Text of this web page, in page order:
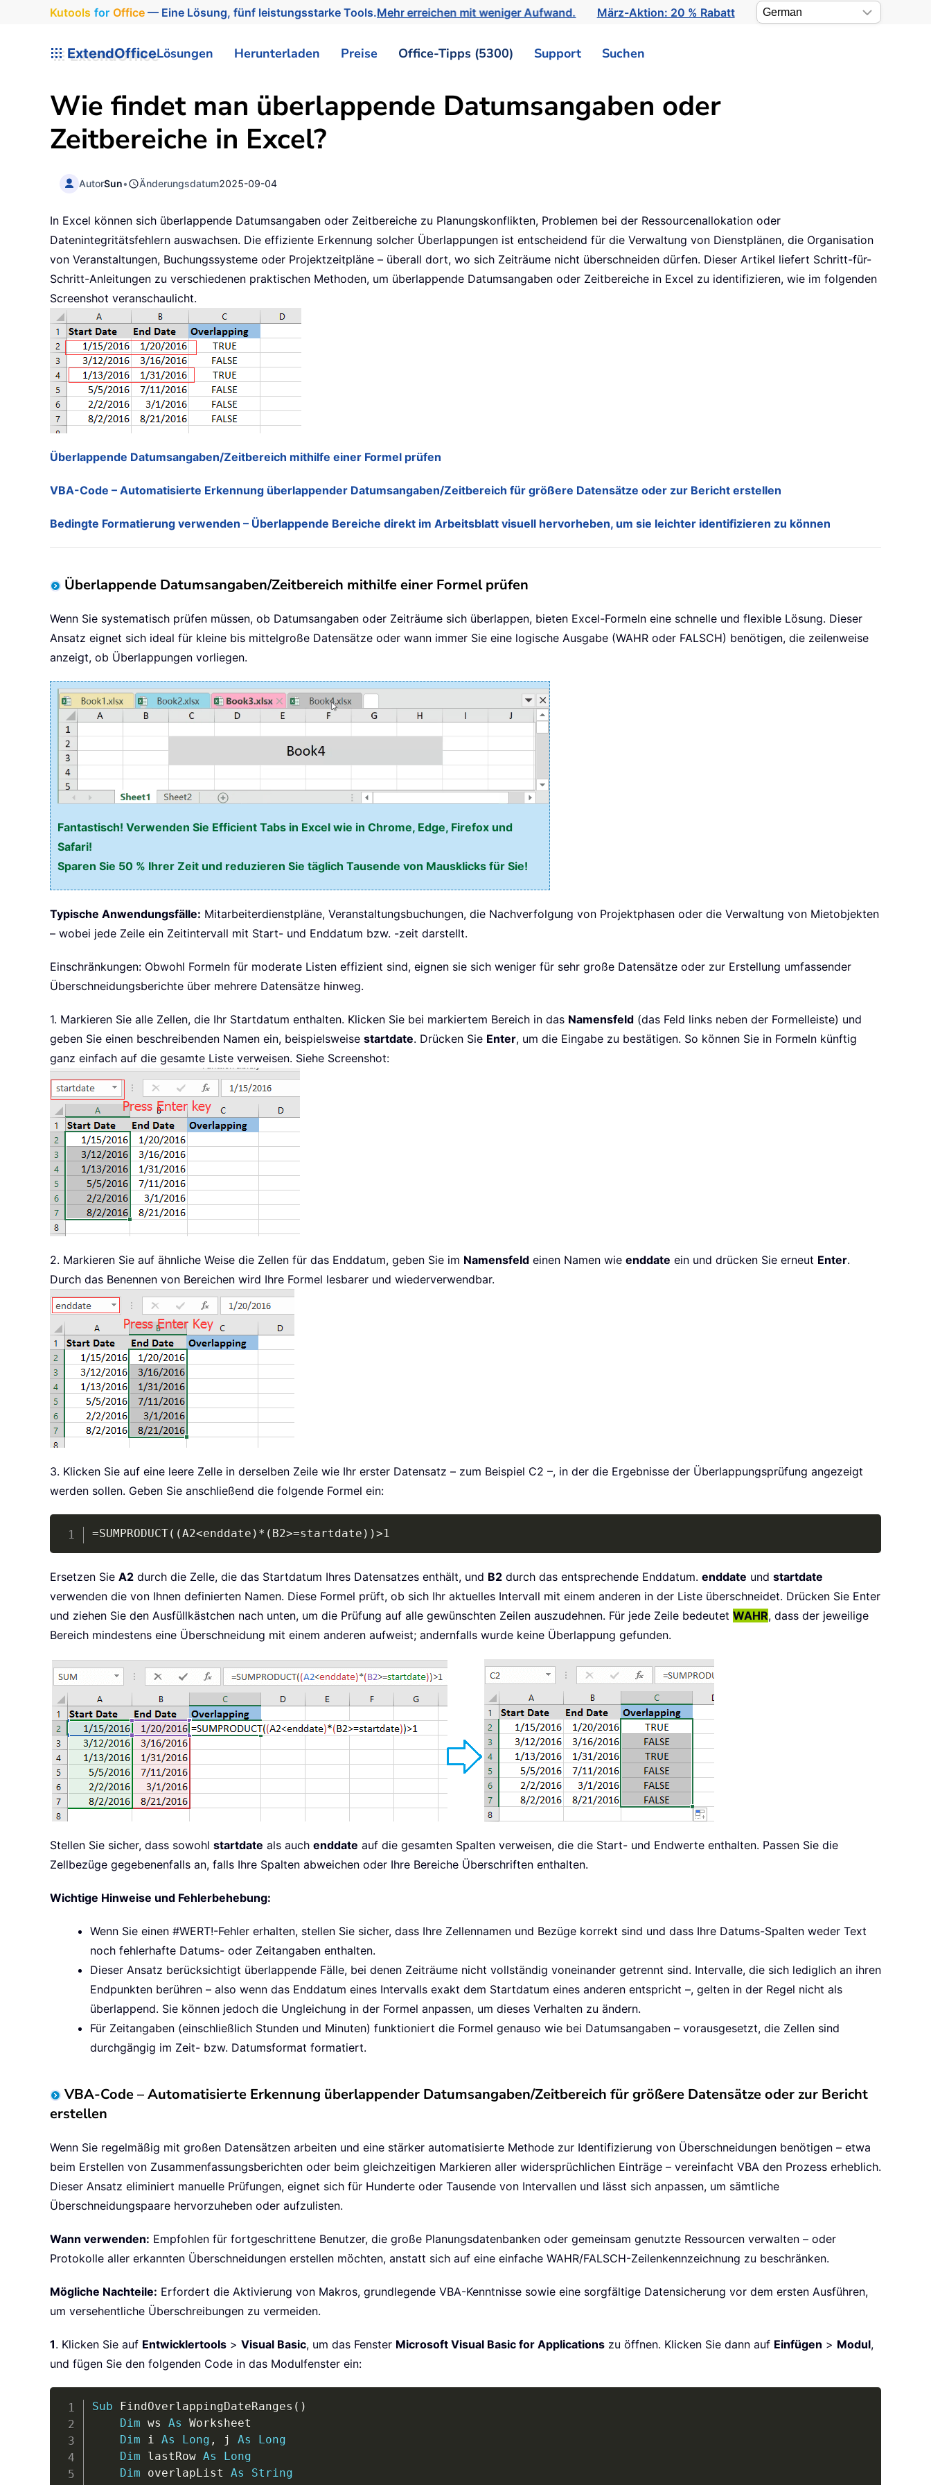
Kutools for Office— Eine Lösung, fünf leistungsstarke Tools.Mehr erreichen mit weniger Aufwand. März-Aktion: 20 % Rabatt
ExtendOfficeLösungen Herunterladen Preise Office-Tipps (5300) Support Suchen
Wie findet man überlappende Datumsangaben oder
Zeitbereiche in Excel?
AutorSun• Änderungsdatum2025-09-04
In Excel können sich überlappende Datumsangaben oder Zeitbereiche zu Planungskonflikten, Problemen bei der Ressourcenallokation oder
Datenintegritätsfehlern auswachsen. Die effiziente Erkennung solcher Überlappungen ist entscheidend für die Verwaltung von Dienstplänen, die Organisation
von Veranstaltungen, Buchungssysteme oder Projektzeitpläne – überall dort, wo sich Zeiträume nicht überschneiden dürfen. Dieser Artikel liefert Schritt-für-
Schritt-Anleitungen zu verschiedenen praktischen Methoden, um überlappende Datumsangaben oder Zeitbereiche in Excel zu identifizieren, wie im folgenden
Screenshot veranschaulicht.
Überlappende Datumsangaben/Zeitbereich mithilfe einer Formel prüfen
VBA-Code – Automatisierte Erkennung überlappender Datumsangaben/Zeitbereich für größere Datensätze oder zur Bericht erstellen
Bedingte Formatierung verwenden – Überlappende Bereiche direkt im Arbeitsblatt visuell hervorheben, um sie leichter identifizieren zu können
Überlappende Datumsangaben/Zeitbereich mithilfe einer Formel prüfen
Wenn Sie systematisch prüfen müssen, ob Datumsangaben oder Zeiträume sich überlappen, bieten Excel-Formeln eine schnelle und flexible Lösung. Dieser
Ansatz eignet sich ideal für kleine bis mittelgroße Datensätze oder wann immer Sie eine logische Ausgabe (WAHR oder FALSCH) benötigen, die zeilenweise
anzeigt, ob Überlappungen vorliegen.
Fantastisch! Verwenden Sie Efficient Tabs in Excel wie in Chrome, Edge, Firefox und
Safari!
Sparen Sie 50 % Ihrer Zeit und reduzieren Sie täglich Tausende von Mausklicks für Sie!
Typische Anwendungsfälle: Mitarbeiterdienstpläne, Veranstaltungsbuchungen, die Nachverfolgung von Projektphasen oder die Verwaltung von Mietobjekten
– wobei jede Zeile ein Zeitintervall mit Start- und Enddatum bzw. -zeit darstellt.
Einschränkungen: Obwohl Formeln für moderate Listen effizient sind, eignen sie sich weniger für sehr große Datensätze oder zur Erstellung umfassender
Überschneidungsberichte über mehrere Datensätze hinweg.
1. Markieren Sie alle Zellen, die Ihr Startdatum enthalten. Klicken Sie bei markiertem Bereich in das Namensfeld (das Feld links neben der Formelleiste) und
geben Sie einen beschreibenden Namen ein, beispielsweise startdate. Drücken Sie Enter, um die Eingabe zu bestätigen. So können Sie in Formeln künftig
ganz einfach auf die gesamte Liste verweisen. Siehe Screenshot:
2. Markieren Sie auf ähnliche Weise die Zellen für das Enddatum, geben Sie im Namensfeld einen Namen wie enddate ein und drücken Sie erneut Enter.
Durch das Benennen von Bereichen wird Ihre Formel lesbarer und wiederverwendbar.
3. Klicken Sie auf eine leere Zelle in derselben Zeile wie Ihr erster Datensatz – zum Beispiel C2 –, in der die Ergebnisse der Überlappungsprüfung angezeigt
werden sollen. Geben Sie anschließend die folgende Formel ein:
=SUMPRODUCT((A2<enddate)*(B2>=startdate))>1
Ersetzen Sie A2 durch die Zelle, die das Startdatum Ihres Datensatzes enthält, und B2 durch das entsprechende Enddatum. enddate und startdate
verwenden die von Ihnen definierten Namen. Diese Formel prüft, ob sich Ihr aktuelles Intervall mit einem anderen in der Liste überschneidet. Drücken Sie Enter
und ziehen Sie den Ausfüllkästchen nach unten, um die Prüfung auf alle gewünschten Zeilen auszudehnen. Für jede Zeile bedeutet WAHR, dass der jeweilige
Bereich mindestens eine Überschneidung mit einem anderen aufweist; andernfalls wurde keine Überlappung gefunden.
Stellen Sie sicher, dass sowohl startdate als auch enddate auf die gesamten Spalten verweisen, die die Start- und Endwerte enthalten. Passen Sie die
Zellbezüge gegebenenfalls an, falls Ihre Spalten abweichen oder Ihre Bereiche Überschriften enthalten.
Wichtige Hinweise und Fehlerbehebung:
Wenn Sie einen #WERT!-Fehler erhalten, stellen Sie sicher, dass Ihre Zellennamen und Bezüge korrekt sind und dass Ihre Datums-Spalten weder Text
noch fehlerhafte Datums- oder Zeitangaben enthalten.
Dieser Ansatz berücksichtigt überlappende Fälle, bei denen Zeiträume nicht vollständig voneinander getrennt sind. Intervalle, die sich lediglich an ihren
Endpunkten berühren – also wenn das Enddatum eines Intervalls exakt dem Startdatum eines anderen entspricht –, gelten in der Regel nicht als
überlappend. Sie können jedoch die Ungleichung in der Formel anpassen, um dieses Verhalten zu ändern.
Für Zeitangaben (einschließlich Stunden und Minuten) funktioniert die Formel genauso wie bei Datumsangaben – vorausgesetzt, die Zellen sind
durchgängig im Zeit- bzw. Datumsformat formatiert.
VBA-Code – Automatisierte Erkennung überlappender Datumsangaben/Zeitbereich für größere Datensätze oder zur Bericht
erstellen
Wenn Sie regelmäßig mit großen Datensätzen arbeiten und eine stärker automatisierte Methode zur Identifizierung von Überschneidungen benötigen – etwa
beim Erstellen von Zusammenfassungsberichten oder beim gleichzeitigen Markieren aller widersprüchlichen Einträge – vereinfacht VBA den Prozess erheblich.
Dieser Ansatz eliminiert manuelle Prüfungen, eignet sich für Hunderte oder Tausende von Intervallen und lässt sich anpassen, um sämtliche
Überschneidungspaare hervorzuheben oder aufzulisten.
Wann verwenden: Empfohlen für fortgeschrittene Benutzer, die große Planungsdatenbanken oder gemeinsam genutzte Ressourcen verwalten – oder
Protokolle aller erkannten Überschneidungen erstellen möchten, anstatt sich auf eine einfache WAHR/FALSCH-Zeilenkennzeichnung zu beschränken.
Mögliche Nachteile: Erfordert die Aktivierung von Makros, grundlegende VBA-Kenntnisse sowie eine sorgfältige Datensicherung vor dem ersten Ausführen,
um versehentliche Überschreibungen zu vermeiden.
1. Klicken Sie auf Entwicklertools > Visual Basic, um das Fenster Microsoft Visual Basic for Applications zu öffnen. Klicken Sie dann auf Einfügen > Modul,
und fügen Sie den folgenden Code in das Modulfenster ein:
Sub FindOverlappingDateRanges ( )
Dim ws As Worksheet
Dim i As Long , j As
Long
Dim lastRow As
Long
Dim overlapList As
String